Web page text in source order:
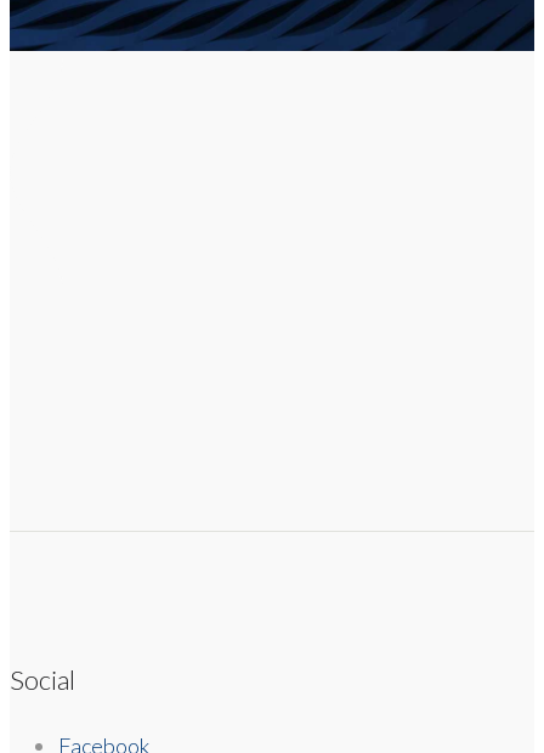
Social
Facebook